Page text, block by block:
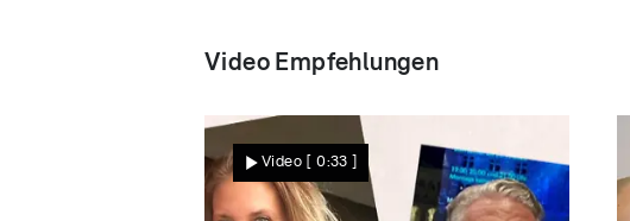
Video Empfehlungen
Video [ 0:33 ]